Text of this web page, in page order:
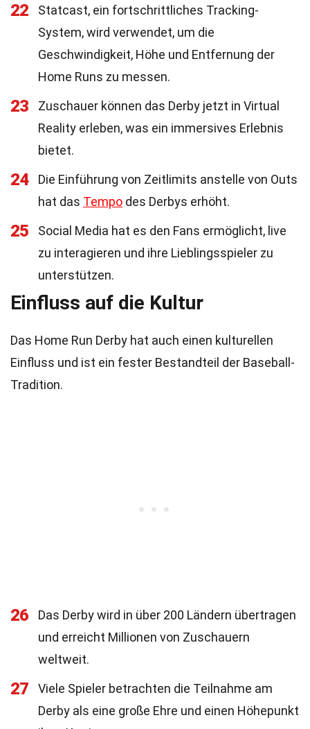
22
Statcast, ein fortschrittliches Tracking-
System, wird verwendet, um die
Geschwindigkeit, Höhe und Entfernung der
Home Runs zu messen.
23
Zuschauer können das Derby jetzt in Virtual
Reality erleben, was ein immersives Erlebnis
bietet.
24
Die Einführung von Zeitlimits anstelle von Outs
hat das Tempo des Derbys erhöht.
25
Social Media hat es den Fans ermöglicht, live
zu interagieren und ihre Lieblingsspieler zu
unterstützen.
Einfluss auf die Kultur
Das Home Run Derby hat auch einen kulturellen
Einfluss und ist ein fester Bestandteil der Baseball-
Tradition.
26
Das Derby wird in über 200 Ländern übertragen
und erreicht Millionen von Zuschauern
weltweit.
27
Viele Spieler betrachten die Teilnahme am
Derby als eine große Ehre und einen Höhepunkt